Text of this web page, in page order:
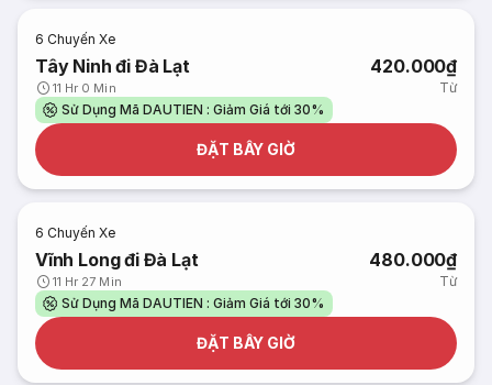
6 Chuyến Xe
Tây Ninh đi Đà Lạt
11 Hr 0 Min
420.000₫
Từ
Sử Dụng Mã DAUTIEN : Giảm Giá tới 30%
ĐẶT BÂY GIỜ
6 Chuyến Xe
Vĩnh Long đi Đà Lạt
11 Hr 27 Min
480.000₫
Từ
Sử Dụng Mã DAUTIEN : Giảm Giá tới 30%
ĐẶT BÂY GIỜ